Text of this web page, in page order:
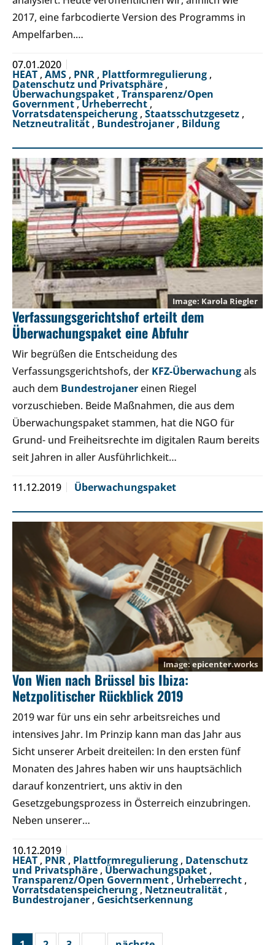
2017, eine farbcodierte Version des Programms in
Ampelfarben.…
07.01.2020
HEAT , AMS , PNR , Plattformregulierung ,
Datenschutz und Privatsphäre,
Überwachungspaket , Transparenz/Open
Government,Urheberrecht,
Vorratsdatenspeicherung , Staatsschutzgesetz ,
Netzneutralität , Bundestrojaner , Bildung
Karola Riegler
Verfassungsgerichtshof erteilt dem
Überwachungspaket eine Abfuhr
Wir begrüßen die Entscheidung des
Verfassungsgerichtshofs, der KFZ-Überwachungals
auch dem Bundestrojanereinen Riegel
vorzuschieben. Beide Maßnahmen, die aus dem
Überwachungspaket stammen, hat die NGO für
Grund- und Freiheitsrechte im digitalen Raum bereits
seit Jahren in aller Ausführlichkeit…
11.12.2019 Überwachungspaket
epicenter.works
Von Wien nach Brüssel bis Ibiza:
Netzpolitischer Rückblick 2019
2019 war für uns ein sehr arbeitsreiches und
intensives Jahr. Im Prinzip kann man das Jahr aus
Sicht unserer Arbeit dreiteilen: In den ersten fünf
Monaten des Jahres haben wir uns hauptsächlich
darauf konzentriert, uns aktiv in den
Gesetzgebungsprozess in Österreich einzubringen.
Neben unserer…
10.12.2019
HEAT , PNR , Plattformregulierung , Datenschutz
und Privatsphäre , Überwachungspaket ,
Transparenz/Open Government, Urheberrecht ,
Vorratsdatenspeicherung , Netzneutralität ,
Bundestrojaner , Gesichtserkennung